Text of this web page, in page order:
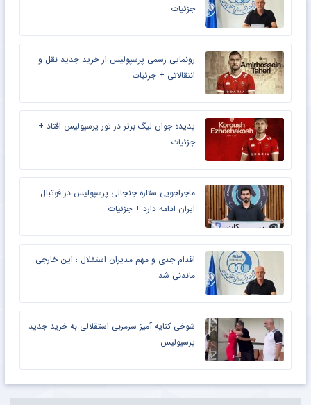
جزئیات
رونمایی رسمی پرسپولیس از خرید جدید نقل و
انتقالاتی + جزئیات
پدیده جوان لیگ برتر در تور پرسپولیس افتاد +
جزئیات
ماجراجویی ستاره جنجالی پرسپولیس در فوتبال
ایران ادامه دارد + جزئیات
اقدام جدی و مهم مدیران استقلال ؛ این خارجی
ماندنی شد
شوخی کنایه آمیز سرمربی استقلالی به خرید جدید
پرسپولیس